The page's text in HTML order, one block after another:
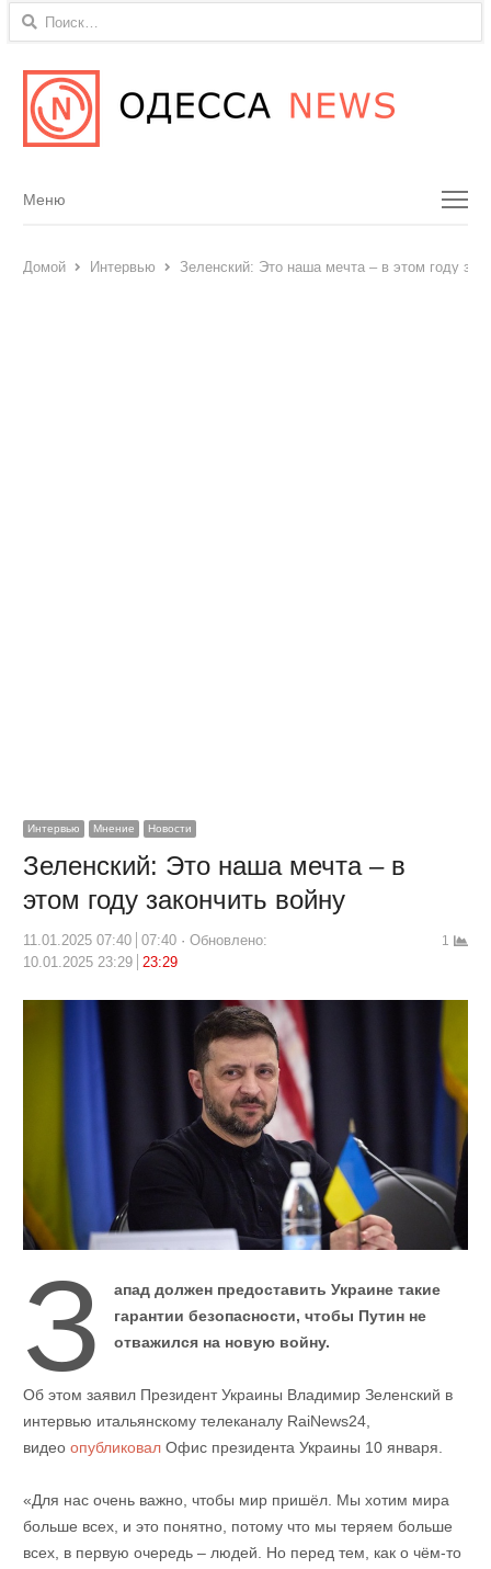
Найти:
Menu
Меню
Домой Интервью Зеленский: Это наша мечта – в этом году
Интервью Мнение Новости
Зеленский: Это наша мечта – в
этом году закончить войну
11.01.2025 07:40 07:40
Обновлено:
10.01.2025 23:29
23:29
1
З
апад должен предоставить Украине такие
гарантии безопасности, чтобы Путин не
отважился на новую войну.
Об этом заявил Президент Украины Владимир Зеленский в
интервью итальянскому телеканалу RaiNews24,
видео опубликовалОфис президента Украины 10 января.
«Для нас очень важно, чтобы мир пришёл. Мы хотим мира
больше всех, и это понятно, потому что мы теряем больше
всех, в первую очередь – людей. Но перед тем, как о чём-то